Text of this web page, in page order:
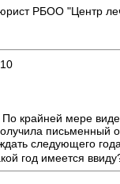
РБОО "Центр
крайней мере
письменный
следующего года.
год имеется